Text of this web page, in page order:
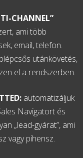
CHANNEL”
ami több
email, telefon.
utánkövetés,
el a rendszerben.
automatizáljuk
Navigatort és
„lead-gyárat”, ami
vagy pihensz.